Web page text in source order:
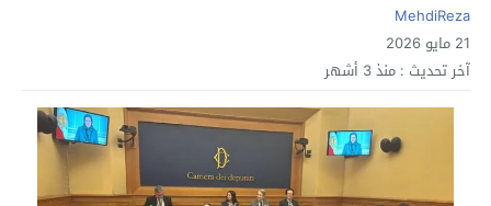
MehdiReza
21 مايو 2026
آخر تحديث : منذ 3 أشهر